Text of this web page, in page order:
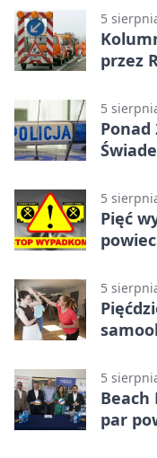
5
przez
5
Ponad
5
Pięć
5
5
Beach
par